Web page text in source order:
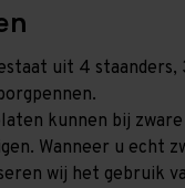
uit 4 staanders,
kunnen bij
Wanneer u echt
wij het gebruik